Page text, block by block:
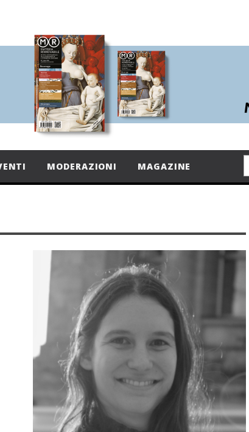
MODERAZIONI MAGAZINE